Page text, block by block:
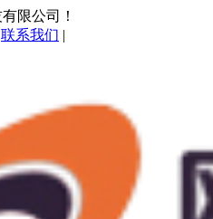
限公司！
联系我们 |